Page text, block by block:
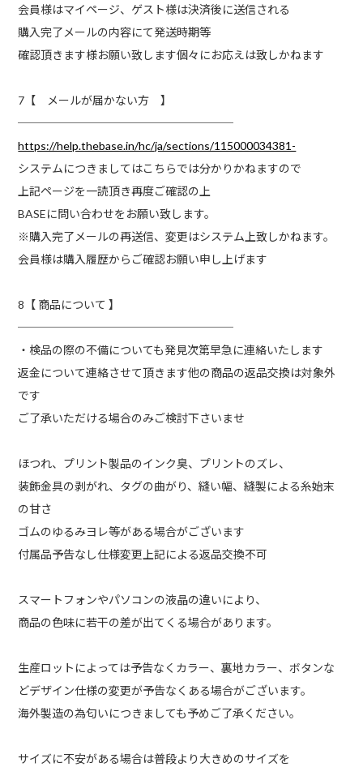
会員様はマイページ、ゲスト様は決済後に送信される
購入完了メールの内容にて発送時期等
確認頂きます様お願い致します個々にお応えは致しかねます
7【 メールが届かない方 】
───────────────────
https://help.thebase.in/hc/ja/sections/115000034381-
システムにつきましてはこちらでは分かりかねますので
上記ページを一読頂き再度ご確認の上
BASEに問い合わせをお願い致します。
※購入完了メールの再送信、変更はシステム上致しかねます。
会員様は購入履歴からご確認お願い申し上げます
8【 商品について 】
───────────────────
・検品の際の不備についても発見次第早急に連絡いたします
返金について連絡させて頂きます他の商品の返品交換は対象外
です
ご了承いただける場合のみご検討下さいませ
ほつれ、プリント製品のインク臭、プリントのズレ、
装飾金具の剥がれ、タグの曲がり、縫い幅、縫製による糸始末
の甘さ
ゴムのゆるみヨレ等がある場合がございます
付属品予告なし仕様変更上記による返品交換不可
スマートフォンやパソコンの液晶の違いにより、
商品の色味に若干の差が出てくる場合があります。
生産ロットによっては予告なくカラー、裏地カラー、ボタンな
どデザイン仕様の変更が予告なくある場合がございます。
海外製造の為匂いにつきましても予めご了承ください。
サイズに不安がある場合は普段より大きめのサイズを